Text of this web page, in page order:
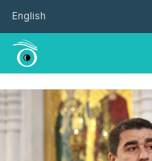
English